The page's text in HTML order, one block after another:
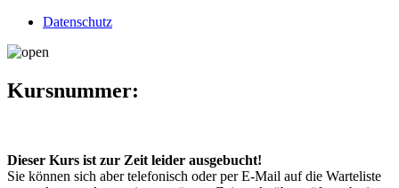
Datenschutz
Kursnummer:
Dieser Kurs ist zur Zeit leider ausgebucht!
Sie können sich aber telefonisch oder per E-Mail auf die Warteliste